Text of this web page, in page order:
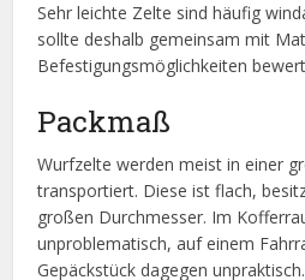
Sehr leichte Zelte sind häufig
sollte deshalb gemeinsam mit
Befestigungsmöglichkeiten
Packmaß
Wurfzelte werden meist in einer
transportiert. Diese ist flach,
großen Durchmesser. Im
unproblematisch, auf einem
Gepäckstück dagegen unpraktisch.